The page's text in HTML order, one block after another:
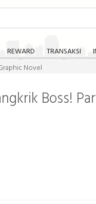
REWARD TRANSAKSI
Novel
Boss!